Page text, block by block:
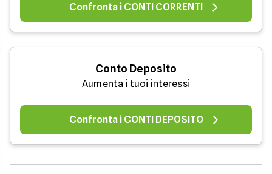
Confronta i CONTI CORRENTI
Conto Deposito
Aumenta i tuoi interessi
Confronta i CONTI DEPOSITO